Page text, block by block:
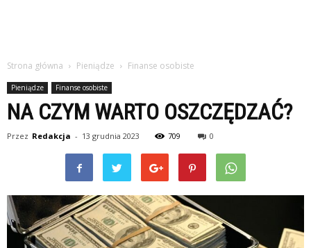
Strona główna Pieniądze Finanse osobiste
Pieniądze Finanse osobiste
NA CZYM WARTO OSZCZĘDZAĆ?
Przez Redakcja - 13 grudnia 2023 709 0